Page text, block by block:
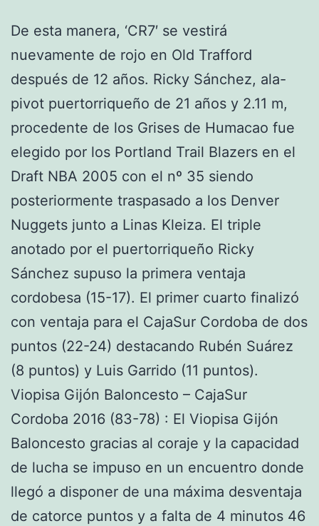
De esta manera, ‘CR7′ se vestirá
nuevamente de rojo en Old Trafford
después de 12 años. Ricky Sánchez, ala-
pivot puertorriqueño de 21 años y 2.11 m,
procedente de los Grises de Humacao fue
elegido por los Portland Trail Blazers en el
Draft NBA 2005 con el nº 35 siendo
posteriormente traspasado a los Denver
Nuggets junto a Linas Kleiza. El triple
anotado por el puertorriqueño Ricky
Sánchez supuso la primera ventaja
cordobesa (15-17). El primer cuarto finalizó
con ventaja para el CajaSur Cordoba de dos
puntos (22-24) destacando Rubén Suárez
(8 puntos) y Luis Garrido (11 puntos).
Viopisa Gijón Baloncesto – CajaSur
Cordoba 2016 (83-78) : El Viopisa Gijón
Baloncesto gracias al coraje y la capacidad
de lucha se impuso en un encuentro donde
llegó a disponer de una máxima desventaja
de catorce puntos y a falta de 4 minutos 46